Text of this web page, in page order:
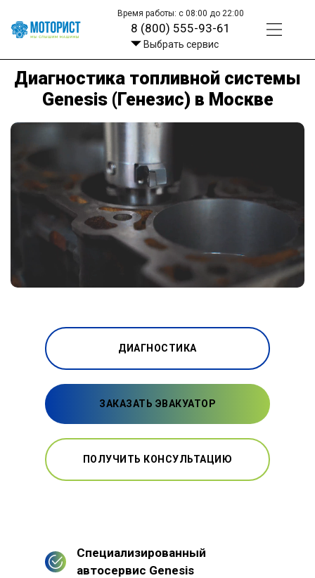
Время работы: с 08:00 до 22:00
8 (800) 555-93-61
Выбрать сервис
Диагностика топливной системы
Genesis (Генезис) в Москве
ДИАГНОСТИКА
ЗАКАЗАТЬ ЭВАКУАТОР
ПОЛУЧИТЬ КОНСУЛЬТАЦИЮ
Специализированный
автосервис Genesis